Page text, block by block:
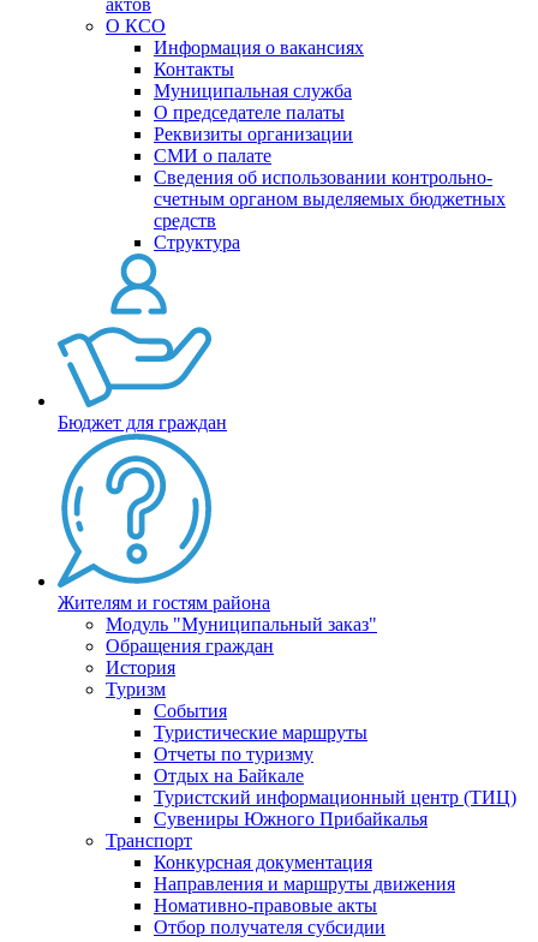
актов
О КСО
Информация о вакансиях
Контакты
Муниципальная служба
О председателе палаты
Реквизиты организации
СМИ о палате
Сведения об использовании контрольно-
счетным органом выделяемых бюджетных
средств
Структура
Бюджет для граждан
Жителям и гостям района
Модуль "Муниципальный заказ"
Обращения граждан
История
Туризм
События
Туристические маршруты
Отчеты по туризму
Отдых на Байкале
Туристский информационный центр (ТИЦ)
Сувениры Южного Прибайкалья
Транспорт
Конкурсная документация
Направления и маршруты движения
Номативно-правовые акты
Отбор получателя субсидии